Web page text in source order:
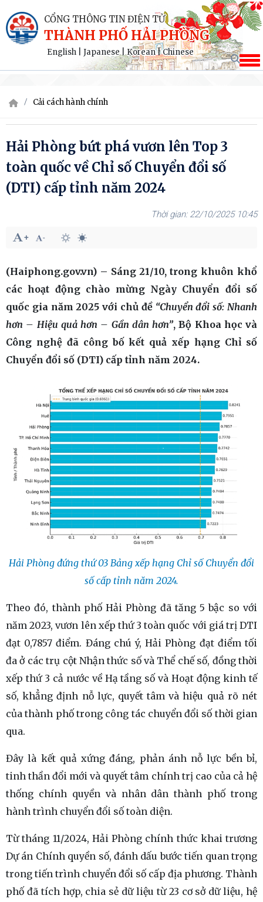
CỔNG THÔNG TIN ĐIỆN TỬ
THÀNH PHỐ HẢI PHÒNG
English Japanese|Korean|Chinese
Cải cách hành chính
Hải Phòng bứt phá vươn lên Top 3
toàn quốc về Chỉ số Chuyển đổi số
(DTI) cấp tỉnh năm 2024
22/10/2025 10:45
(Haiphong.gov.vn) – Sáng 21/10, trong khuôn khổ
các hoạt động chào mừng Ngày Chuyển đổi số
quốc gia năm 2025 với chủ đề “Chuyển đổi số: Nhanh
hơn – Hiệu quả hơn – Gần dân hơn”, Bộ Khoa học và
Công nghệ đã công bố kết quả xếp hạng Chỉ số
Chuyển đổi số (DTI) cấp tỉnh năm 2024.
Hải Phòng đứng thứ 03 Bảng xếp hạng Chỉ số Chuyển đổi
số cấp tỉnh năm 2024.
Theo đó, thành phố Hải Phòng đã tăng 5 bậc so với
năm 2023, vươn lên xếp thứ 3 toàn quốc với giá trị DTI
đạt 0,7857 điểm. Đáng chú ý, Hải Phòng đạt điểm tối
đa ở các trụ cột Nhận thức số và Thể chế số, đồng thời
xếp thứ 3 cả nước về Hạ tầng số và Hoạt động kinh tế
số, khẳng định nỗ lực, quyết tâm và hiệu quả rõ nét
của thành phố trong công tác chuyển đổi số thời gian
qua.
Đây là kết quả xứng đáng, phản ánh nỗ lực bền bỉ,
tinh thần đổi mới và quyết tâm chính trị cao của cả hệ
thống chính quyền và nhân dân thành phố trong
hành trình chuyển đổi số toàn diện.
Từ tháng 11/2024, Hải Phòng chính thức khai trương
Dự án Chính quyền số, đánh dấu bước tiến quan trọng
trong tiến trình chuyển đổi số cấp địa phương. Thành
phố đã tích hợp, chia sẻ dữ liệu từ 23 cơ sở dữ liệu, hệ